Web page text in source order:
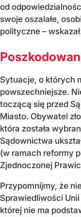
od
swoje oszalałe,
polityczne –
Sytuacje, o których
powszechniejsze.
toczącą się przed
Miasto. Obywatel
która została
Sądownictwa
(w ramach reformy
Zjednoczonej
Przypomnijmy, że
Sprawiedliwości
której nie ma